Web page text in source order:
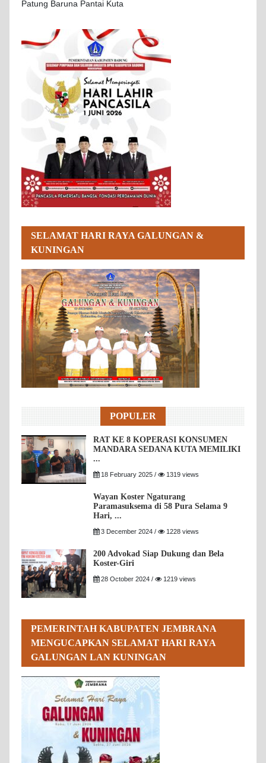
Patung Baruna Pantai Kuta
SELAMAT HARI RAYA GALUNGAN &
KUNINGAN
POPULER
RAT KE 8 KOPERASI KONSUMEN
MANDARA SEDANA KUTA MEMILIKI
...
18 February 2025 / 1319 views
Wayan Koster Ngaturang
Paramasuksema di 58 Pura Selama 9
Hari, ...
3 December 2024 / 1228 views
200 Advokad Siap Dukung dan Bela
Koster-Giri
28 October 2024 / 1219 views
PEMERINTAH KABUPATEN JEMBRANA
MENGUCAPKAN SELAMAT HARI RAYA
GALUNGAN LAN KUNINGAN